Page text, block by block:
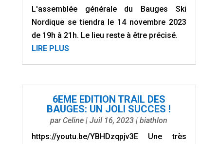
L'assemblée générale du Bauges Ski
Nordique se tiendra le 14 novembre 2023
de 19h à 21h. Le lieu reste à être précisé.
LIRE PLUS
6EME EDITION TRAIL DES
BAUGES: UN JOLI SUCCES !
par Celine |Juil 16, 2023 |biathlon
https://youtu.be/YBHDzqpjv3E Une très